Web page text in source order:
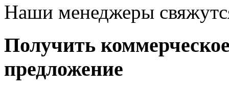
Наши менеджеры
Получить
предложение